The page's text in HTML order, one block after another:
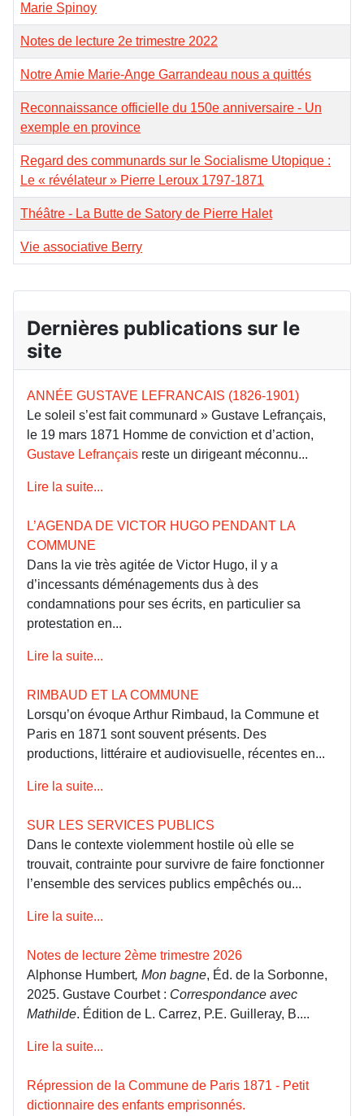
Marie Spinoy
Notes de lecture 2e trimestre 2022
Notre Amie Marie-Ange Garrandeau nous a quittés
Reconnaissance officielle du 150e anniversaire - Un
exemple en province
Regard des communards sur le Socialisme Utopique :
Le « révélateur » Pierre Leroux 1797-1871
Théâtre - La Butte de Satory de Pierre Halet
Vie associative Berry
Dernières publications sur le
site
ANNÉE GUSTAVE LEFRANCAIS (1826-1901)
Le soleil s’est fait communard » Gustave Lefrançais,
le 19 mars 1871 Homme de conviction et d’action,
Gustave Lefrançais reste un dirigeant méconnu...
Lire la suite...
L’AGENDA DE VICTOR HUGO PENDANT LA
COMMUNE
Dans la vie très agitée de Victor Hugo, il y a
d’incessants déménagements dus à des
condamnations pour ses écrits, en particulier sa
protestation en...
Lire la suite...
RIMBAUD ET LA COMMUNE
Lorsqu’on évoque Arthur Rimbaud, la Commune et
Paris en 1871 sont souvent présents. Des
productions, littéraire et audiovisuelle, récentes en...
Lire la suite...
SUR LES SERVICES PUBLICS
Dans le contexte violemment hostile où elle se
trouvait, contrainte pour survivre de faire fonctionner
l’ensemble des services publics empêchés ou...
Lire la suite...
Notes de lecture 2ème trimestre 2026
Alphonse Humbert, Mon bagne, Éd. de la Sorbonne,
2025. Gustave Courbet : Correspondance avec
Mathilde. Édition de L. Carrez, P.E. Guilleray, B....
Lire la suite...
Répression de la Commune de Paris 1871 - Petit
dictionnaire des enfants emprisonnés.